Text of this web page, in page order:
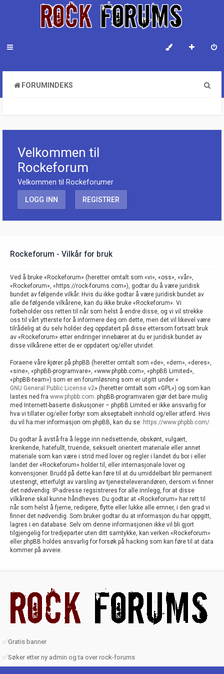
FORUMINDEKS
Velkommen til
Rockeforum
Velkommen til Rockeforumer
LOGG INN REGISTRER
Rockeforum - Vilkår for bruk
Ved å bruke «Rockeforum» (heretter omtalt som «vi», «oss», «vår»,
«Rockeforum», «https://rock-forums.com»), godtar du å være juridisk
bundet av følgende vilkår. Hvis du ikke godtar å være juridisk bundet av
alle de følgende vilkårene, kan du ikke bruke «Rockeforum». Vi
forbeholder oss retten til når som helst å endre disse, og vi vil strekke
oss til vårt ytterste for å informere deg om dette, men det vil likevel være
tilrådelig at du selv holder deg oppdatert på disse ettersom fortsatt bruk
av «Rockeforum» etter endringer innebærer at du er juridisk bundet av
disse vilkårene etter de er oppdatert og/eller utvidet.
Foraene våre kjører på phpBB (heretter omtalt som «de», «dem», «deres»,
«sine», «phpBB-programvare», «www.phpbb.com», «phpBB Limited»,
«phpBB-team») som er en forumløsning som er utgitt under «
GNU General Public License v2» (heretter omtalt som «GPL») og som kan
lastes ned fra www.phpbb.com. phpBB-programvaren gjør det bare mulig
med Internett-baserte diskusjoner – phpBB Limited er ikke ansvarlig for
hva vi tillater og/eller forbyr som akseptabelt innhold og/eller atferd. Hvis
du vil ha mer informasjon om phpBB, kan du se: https://www.phpbb.com/.
Du godtar å avstå fra å legge inn nedsettende, obskønt, vulgært,
krenkende, hatefullt, truende, seksuelt orientert materiale eller annet
materiale som kan være i strid med lover og regler i landet du bor i eller
landet der «Rockeforum» holder til, eller internasjonale lover og
konvensjoner. Brudd på dette kan føre til at du umiddelbart blir permanent
utestengt, etterfulgt av varsling av tjenesteleverandøren, dersom vi finner
det nødvendig. IP-adresse regsistreres for alle innlegg, for at disse
vilkårene skal kunne håndheves. Du godtar at «Rockeforum» har rett til
når som helst å fjerne, redigere, flytte eller lukke alle emner, i den grad vi
finner det nødvendig. Som bruker godtar du at informasjon du har oppgitt,
lagres i en database. Selv om denne informasjonen ikke vil bli gjort
tilgjengelig for tredjeparter uten ditt samtykke, kan verken «Rockeforum»
eller phpBB holdes ansvarlig for forsøk på hacking som kan føre til at data
kommer på avveie.
✅Gratis banner
✅Søker etter ny admin og ta over rock-forums